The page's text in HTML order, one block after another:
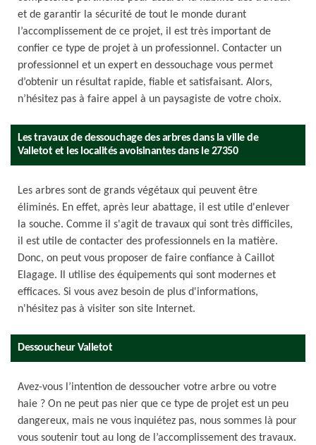
et de garantir la sécurité de tout le monde durant
l’accomplissement de ce projet, il est très important de
confier ce type de projet à un professionnel. Contacter un
professionnel et un expert en dessouchage vous permet
d’obtenir un résultat rapide, fiable et satisfaisant. Alors,
n’hésitez pas à faire appel à un paysagiste de votre choix.
Les travaux de dessouchage des arbres dans la ville de
Valletot et les localités avoisinantes dans le 27350
Les arbres sont de grands végétaux qui peuvent être
éliminés. En effet, après leur abattage, il est utile d'enlever
la souche. Comme il s'agit de travaux qui sont très difficiles,
il est utile de contacter des professionnels en la matière.
Donc, on peut vous proposer de faire confiance à Caillot
Elagage. Il utilise des équipements qui sont modernes et
efficaces. Si vous avez besoin de plus d'informations,
n'hésitez pas à visiter son site Internet.
Dessoucheur Valletot
Avez-vous l’intention de dessoucher votre arbre ou votre
haie ? On ne peut pas nier que ce type de projet est un peu
dangereux, mais ne vous inquiétez pas, nous sommes là pour
vous soutenir tout au long de l’accomplissement des travaux.